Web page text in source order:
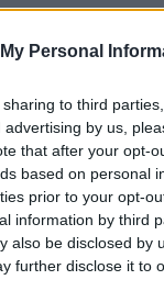
Personal
to third
by us,
that after your opt-
based on personal
prior to your opt-
information by third
also be disclosed by
further disclose it to
ha a
egész